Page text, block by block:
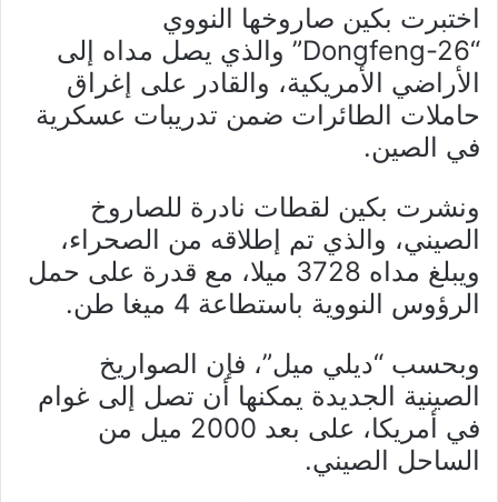
اختبرت بكين صاروخها النووي
“Dongfeng-26” والذي يصل مداه إلى
الأراضي الأمريكية، والقادر على إغراق
حاملات الطائرات ضمن تدريبات عسكرية
في الصين.
ونشرت بكين لقطات نادرة للصاروخ
الصيني، والذي تم إطلاقه من الصحراء،
ويبلغ مداه 3728 ميلا، مع قدرة على حمل
الرؤوس النووية باستطاعة 4 ميغا طن.
وبحسب “ديلي ميل”، فإن الصواريخ
الصينية الجديدة يمكنها أن تصل إلى غوام
في أمريكا، على بعد 2000 ميل من
الساحل الصيني.